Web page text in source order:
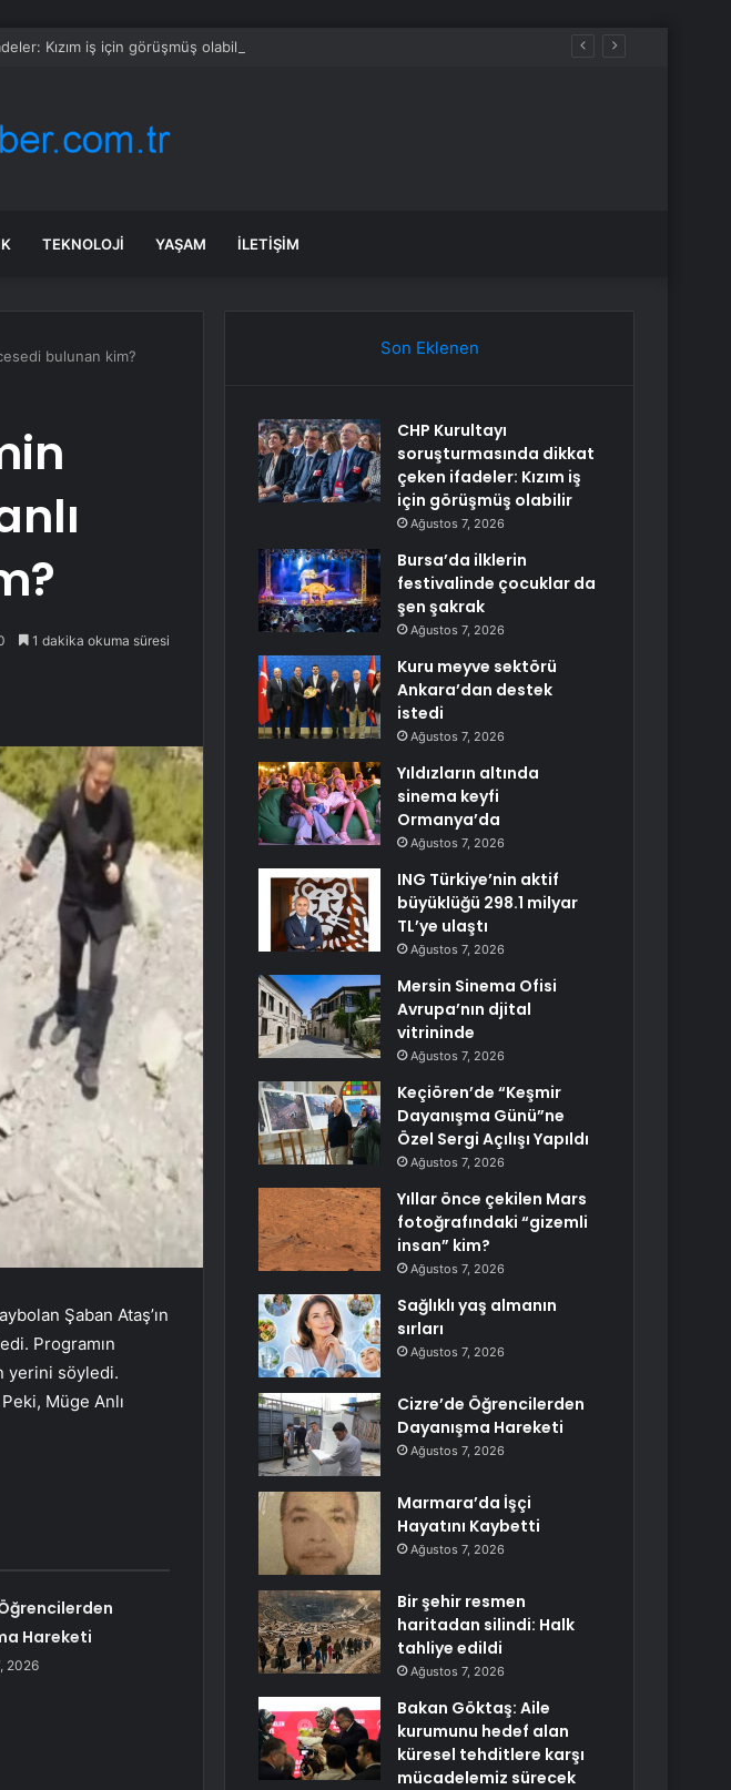
Kızım iş için görüşmüş olabilir
TEKNOLOJI YAŞAM İLETIŞIM
bulunan kim?
1 dakika okuma süresi
Şaban Ataş’ın
Programın
yerini söyledi.
Müge Anlı
Hareketi
2026
Son Eklenen
CHP Kurultayı
soruşturmasında dikkat
çeken ifadeler: Kızım iş
için görüşmüş olabilir
Ağustos 7, 2026
Bursa’da ilklerin
festivalinde çocuklar da
şen şakrak
Ağustos 7, 2026
Kuru meyve sektörü
Ankara’dan destek
istedi
Ağustos 7, 2026
Yıldızların altında
sinema keyfi
Ormanya’da
Ağustos 7, 2026
ING Türkiye’nin aktif
büyüklüğü 298.1 milyar
TL’ye ulaştı
Ağustos 7, 2026
Mersin Sinema Ofisi
Avrupa’nın djital
vitrininde
Ağustos 7, 2026
Keçiören’de “Keşmir
Dayanışma Günü”ne
Özel Sergi Açılışı Yapıldı
Ağustos 7, 2026
Yıllar önce çekilen Mars
fotoğrafındaki “gizemli
insan” kim?
Ağustos 7, 2026
Sağlıklı yaş almanın
sırları
Ağustos 7, 2026
Cizre’de Öğrencilerden
Dayanışma Hareketi
Ağustos 7, 2026
Marmara’da İşçi
Hayatını Kaybetti
Ağustos 7, 2026
Bir şehir resmen
haritadan silindi: Halk
tahliye edildi
Ağustos 7, 2026
Bakan Göktaş: Aile
kurumunu hedef alan
küresel tehditlere karşı
mücadelemiz sürecek